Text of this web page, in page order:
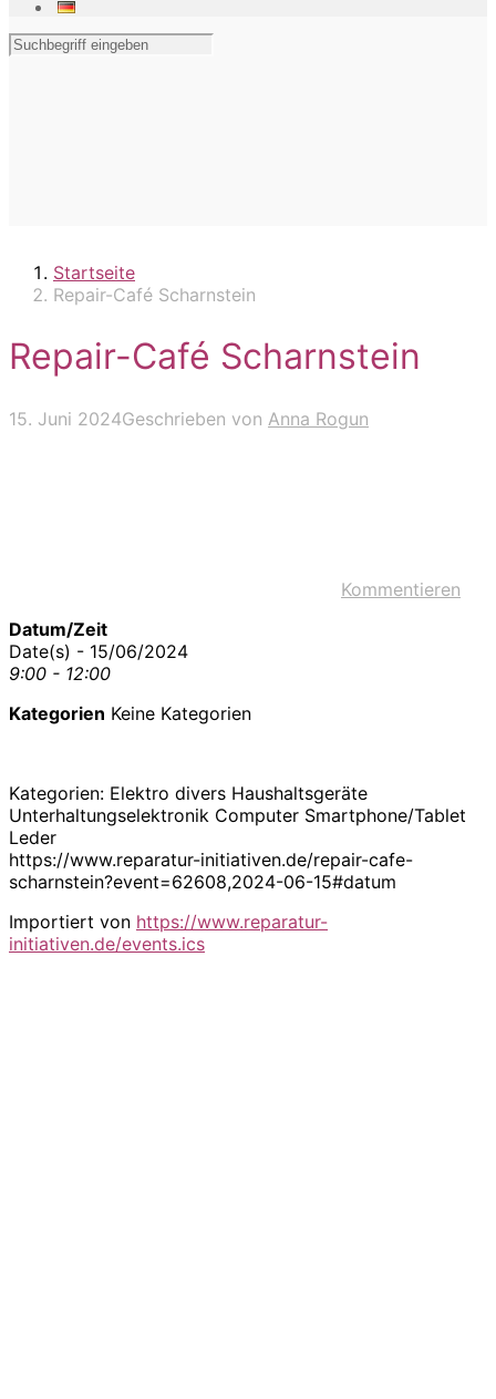
Startseite
Repair-Café Scharnstein
Repair-Café Scharnstein
15. Juni 2024Geschrieben von Anna Rogun
Kommentieren
Datum/Zeit
Date(s) - 15/06/2024
9:00 - 12:00
Kategorien Keine Kategorien
Kategorien: Elektro divers Haushaltsgeräte
Unterhaltungselektronik Computer Smartphone/Tablet
Leder
https://www.reparatur-initiativen.de/repair-cafe-
scharnstein?event=62608,2024-06-15#datum
Importiert von https://www.reparatur-
initiativen.de/events.ics